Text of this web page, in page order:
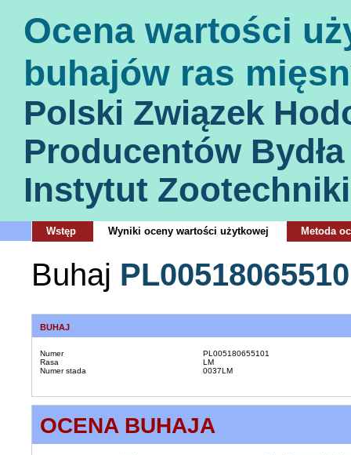
Ocena wartości
buhajów ras
Polski Związek
Producentów
Instytut
Wstęp Wyniki oceny wartości użytkowej Metoda
Buhaj
BUHAJ
Numer
PL005180655101
Rasa
LM
Numer stada
0037LM
OCENA BUHAJA